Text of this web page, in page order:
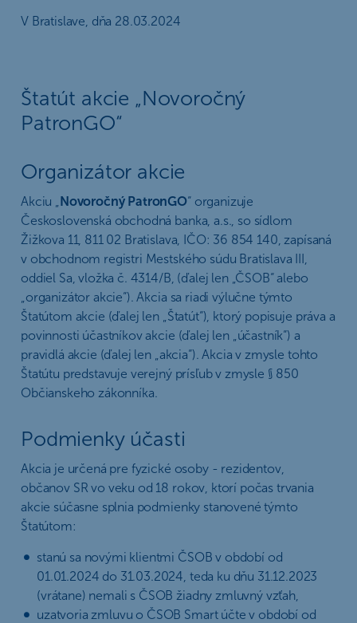
V Bratislave, dňa 28.03.2024
Štatút akcie „Novoročný
PatronGO“
Organizátor akcie
Akciu „Novoročný PatronGO“ organizuje
Československá obchodná banka, a.s., so sídlom
Žižkova 11, 811 02 Bratislava, IČO: 36 854 140, zapísaná
v obchodnom registri Mestského súdu Bratislava III,
oddiel Sa, vložka č. 4314/B, (ďalej len „ČSOB“ alebo
„organizátor akcie“). Akcia sa riadi výlučne týmto
Štatútom akcie (ďalej len „Štatút“), ktorý popisuje práva a
povinnosti účastníkov akcie (ďalej len „účastník“) a
pravidlá akcie (ďalej len „akcia“). Akcia v zmysle tohto
Štatútu predstavuje verejný prísľub v zmysle § 850
Občianskeho zákonníka.
Podmienky účasti
Akcia je určená pre fyzické osoby - rezidentov,
občanov SR vo veku od 18 rokov, ktorí počas trvania
akcie súčasne splnia podmienky stanovené týmto
Štatútom:
stanú sa novými klientmi ČSOB v období od
01.01.2024 do 31.03.2024, teda ku dňu 31.12.2023
(vrátane) nemali s ČSOB žiadny zmluvný vzťah,
uzatvoria zmluvu o ČSOB Smart účte v období od